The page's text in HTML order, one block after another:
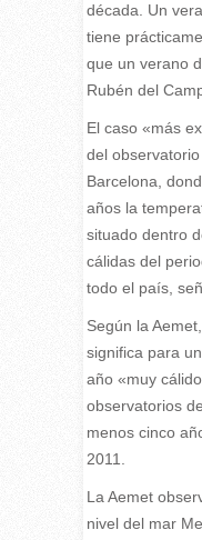
década. Un
tiene
que un verano
Rubén del
El caso «más
del
Barcelona,
años la
situado dentro
cálidas del
todo el país,
Según la
significa para
año «muy
observatorios
menos cinco
2011.
La Aemet
nivel del mar